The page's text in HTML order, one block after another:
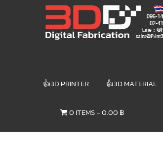
3DD DIGITAL
FABRICATION
3D Printer |
👍3D PRINTER 👍3D MATERIAL
0 ITEMS 0.00 ฿